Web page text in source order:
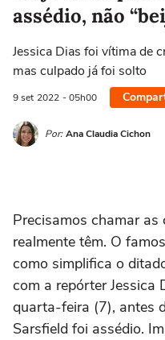
assédio, não
Jessica Dias foi vítima de
mas culpado já foi solto
9 set 2022 - 05h00
Por: Ana Claudia Cichon
Precisamos chamar as
realmente têm. O
como simplifica o
com a repórter Jessica
quarta-feira (7), antes
Sarsfield foi assédio.